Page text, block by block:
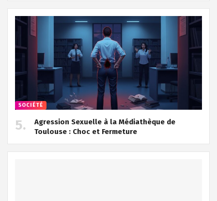
SOCIÉTÉ
Agression Sexuelle à la Médiathèque de
Toulouse : Choc et Fermeture